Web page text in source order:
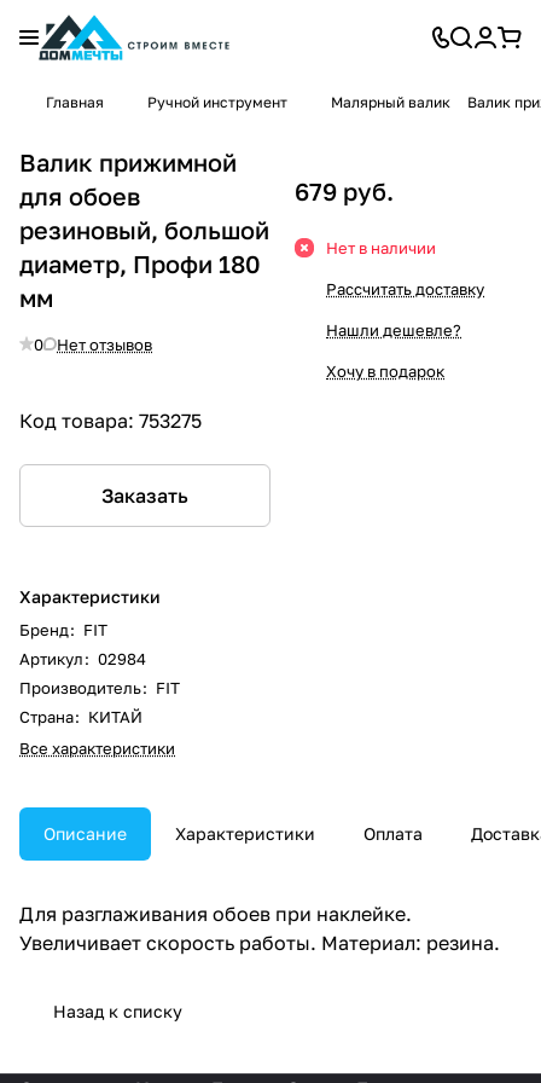
Главная Ручной инструмент Малярный валик Валик
Валик прижимной
для обоев
резиновый, большой
диаметр, Профи 180
мм
0 Нет отзывов
Код товара: 753275
Заказать
Характеристики
Бренд: FIT
Артикул: 02984
Производитель: FIT
Страна: КИТАЙ
Все характеристики
679 руб.
Нет в наличии
Рассчитать доставку
Нашли дешевле?
Хочу в подарок
Описание Характеристики Оплата
Для разглаживания обоев при наклейке.
Увеличивает скорость работы. Материал: резина.
Назад к списку